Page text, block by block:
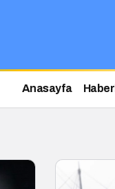
Anasayfa